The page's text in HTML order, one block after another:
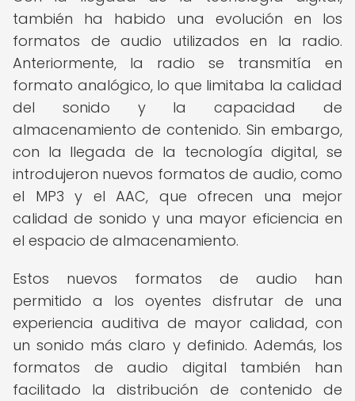
también ha habido una evolución en los
formatos de audio utilizados en la radio.
Anteriormente, la radio se transmitía en
formato analógico, lo que limitaba la calidad
del sonido y la capacidad de
almacenamiento de contenido. Sin embargo,
con la llegada de la tecnología digital, se
introdujeron nuevos formatos de audio, como
el MP3 y el AAC, que ofrecen una mejor
calidad de sonido y una mayor eficiencia en
el espacio de almacenamiento.
Estos nuevos formatos de audio han
permitido a los oyentes disfrutar de una
experiencia auditiva de mayor calidad, con
un sonido más claro y definido. Además, los
formatos de audio digital también han
facilitado la distribución de contenido de